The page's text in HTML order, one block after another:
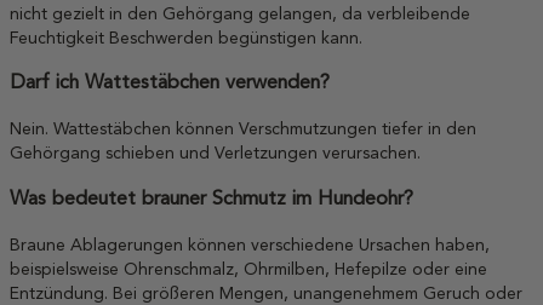
nicht gezielt in den Gehörgang gelangen, da verbleibende
Feuchtigkeit Beschwerden begünstigen kann.
Darf ich Wattestäbchen verwenden?
Nein. Wattestäbchen können Verschmutzungen tiefer in den
Gehörgang schieben und Verletzungen verursachen.
Was bedeutet brauner Schmutz im Hundeohr?
Braune Ablagerungen können verschiedene Ursachen haben,
beispielsweise Ohrenschmalz, Ohrmilben, Hefepilze oder eine
Entzündung. Bei größeren Mengen, unangenehmem Geruch oder